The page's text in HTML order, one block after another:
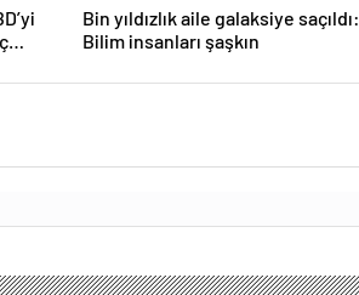
Bin yıldızlık aile galaksiye saçıldı:
Bilim insanları şaşkın